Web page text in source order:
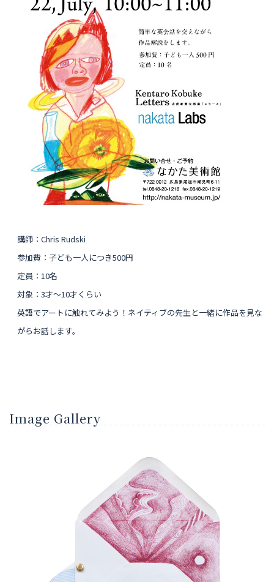
講師：Chris Rudski
参加費：子ども一人につき500円
定員：10名
対象：3才〜10才くらい
英語でアートに触れてみよう！ネイティブの先生と一緒に作品を見な
がらお話します。
Image Gallery